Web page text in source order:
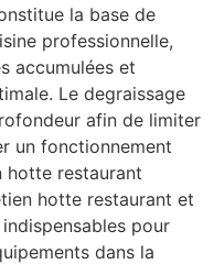
la base de
professionnelle,
accumulées et
Le degraissage
afin de limiter
un fonctionnement
hotte restaurant
hotte restaurant et
pour
dans la